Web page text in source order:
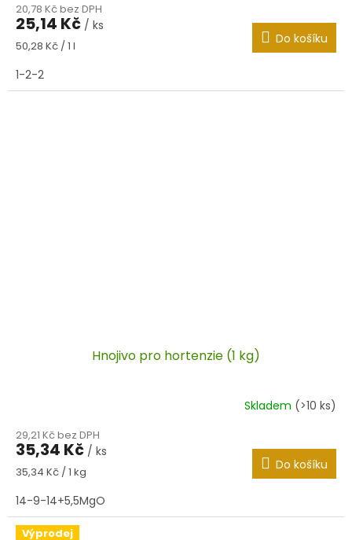
20,78 Kč bez DPH
25,14 Kč / ks
Měrná
50,28 Kč / 1 l Do košíku
1-2-2
Hnojivo pro hortenzie (1 kg)
Skladem (>10 ks)
29,21 Kč bez DPH
35,34 Kč / ks
Měrná
35,34 Kč / 1 kg Do košíku
14-9-14+5,5MgO
Výprodej